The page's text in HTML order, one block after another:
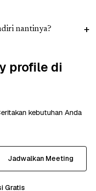
nantinya?
profile di
kebutuhan Anda
Jadwalkan Meeting
Gratis